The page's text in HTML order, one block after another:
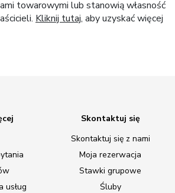
towarowymi lub stanowią własność
Kliknij tutaj, aby uzyskać więcej
usług
Skontaktuj się
Skontaktuj się z nami
Moja rezerwacja
Stawki grupowe
Śluby